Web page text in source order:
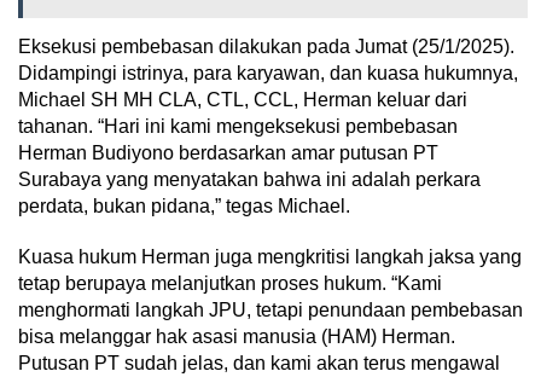
Eksekusi pembebasan dilakukan pada Jumat (25/1/2025).
Didampingi istrinya, para karyawan, dan kuasa hukumnya,
Michael SH MH CLA, CTL, CCL, Herman keluar dari
tahanan. “Hari ini kami mengeksekusi pembebasan
Herman Budiyono berdasarkan amar putusan PT
Surabaya yang menyatakan bahwa ini adalah perkara
perdata, bukan pidana,” tegas Michael.
Kuasa hukum Herman juga mengkritisi langkah jaksa yang
tetap berupaya melanjutkan proses hukum. “Kami
menghormati langkah JPU, tetapi penundaan pembebasan
bisa melanggar hak asasi manusia (HAM) Herman.
Putusan PT sudah jelas, dan kami akan terus mengawal